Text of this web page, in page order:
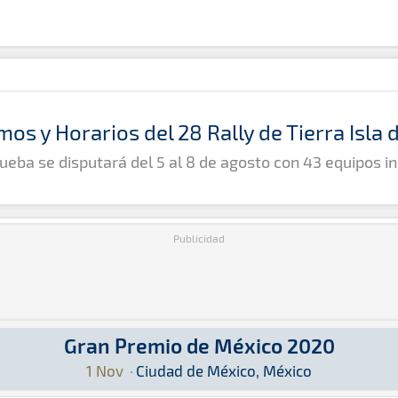
y Horarios del 28 Rally de Tierra Isla
se disputará del 5 al 8 de agosto con 43 equipos
Publicidad
Gran Premio de México 2020
1 Nov · Ciudad de México, México
Aquí podrás encontrar toda la
México